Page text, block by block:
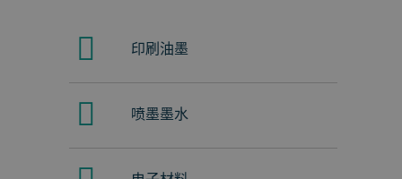
印刷油墨
喷墨墨水